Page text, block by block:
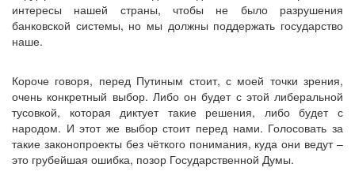
интересы нашей страны, чтобы не было разрушения
банковской системы, но мы должны поддержать государство
наше.
Короче говоря, перед Путиным стоит, с моей точки зрения,
очень конкретный выбор. Либо он будет с этой либеральной
тусовкой, которая диктует такие решения, либо будет с
народом. И этот же выбор стоит перед нами. Голосовать за
такие законопроекты без чёткого понимания, куда они ведут –
это грубейшая ошибка, позор Государственной Думы.